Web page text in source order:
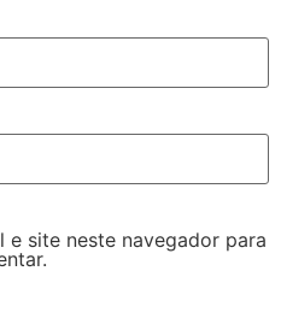
e site neste navegador para